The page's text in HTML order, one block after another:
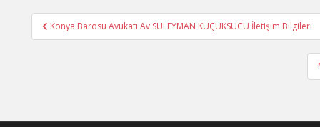
Yazı
gezinmesi
Konya Barosu Avukatı Av.SÜLEYMAN KÜÇÜKSUCU İletişim Bilgileri